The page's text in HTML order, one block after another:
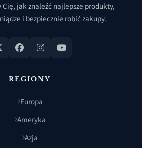
jak znaleźć najlepsze produkty,
i bezpiecznie robić zakupy.
REGIONY
Europa
Ameryka
Azja